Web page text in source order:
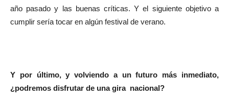
año pasado y las buenas críticas. Y el siguiente objetivo a
cumplir sería tocar en algún festival de verano.
Y por último, y volviendo a un futuro más inmediato,
¿podremos disfrutar de una gira nacional?